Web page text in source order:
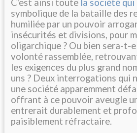
C'est ainsi toute la société qui
symbolique de la bataille des
humiliée par un pouvoir
insécurités et divisions, pour
oligarchique ? Ou bien sera-t-
volonté rassemblée,
les exigences du plus grand
uns ? Deux interrogations qui
une société apparemment
offrant à ce pouvoir aveugle
entrerait durablement et
paisiblement réfractaire.